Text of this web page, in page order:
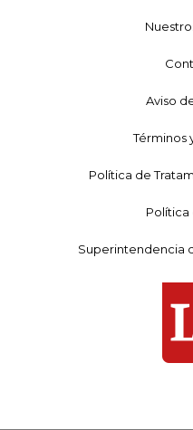
Aviso
Términos
Política de
Política
Superintendencia